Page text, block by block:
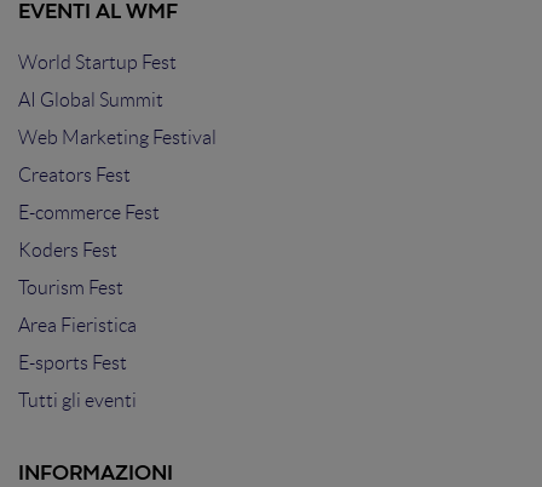
EVENTI AL WMF
World Startup Fest
AI Global Summit
Web Marketing Festival
Creators Fest
E-commerce Fest
Koders Fest
Tourism Fest
Area Fieristica
E-sports Fest
Tutti gli eventi
INFORMAZIONI